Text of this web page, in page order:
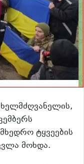
ტყვეების
მოხდა.